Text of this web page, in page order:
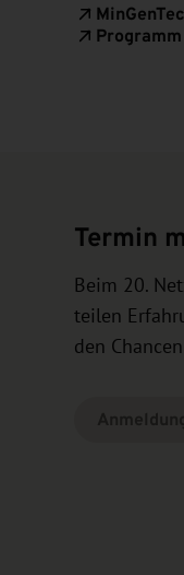
Termin
Beim 20.
teilen
den